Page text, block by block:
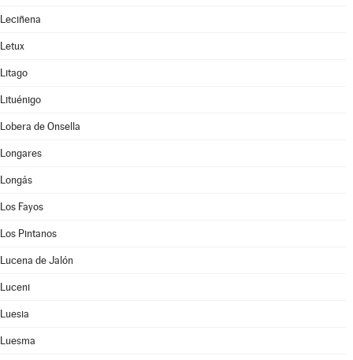
Leciñena
Letux
Litago
Lituénigo
Lobera de Onsella
Longares
Longás
Los Fayos
Los Pintanos
Lucena de Jalón
Luceni
Luesia
Luesma